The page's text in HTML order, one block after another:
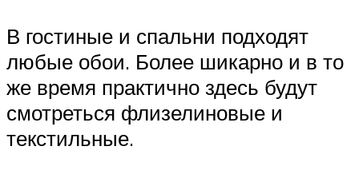
В гостиные и спальни подходят
любые обои. Более шикарно и в то
же время практично здесь будут
смотреться флизелиновые и
текстильные.